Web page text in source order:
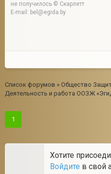
не получилось © Скарлетт
E-mail: bel@egida.by
Список форумов » Общество
Деятельность и работа ООЗЖ
1
Хотите
Войдите в свой